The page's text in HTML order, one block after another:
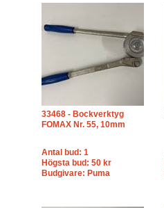
33468 - Bockverktyg
FOMAX Nr. 55, 10mm
Antal bud: 1
Högsta bud: 50 kr
Budgivare: Puma